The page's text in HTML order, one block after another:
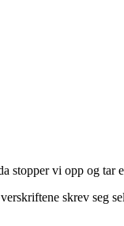
stopper vi opp og tar
skrev seg